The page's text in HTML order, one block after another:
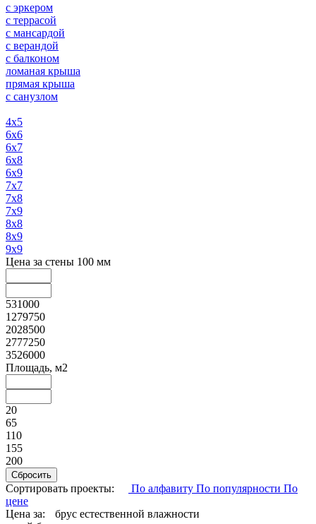
с эркером
с террасой
с мансардой
с верандой
с балконом
ломаная крыша
прямая крыша
с санузлом
4х5
6х6
6х7
6х8
6х9
7х7
7х8
7х9
8х8
8х9
9х9
Цена за стены 100 мм
531000
1279750
2028500
2777250
3526000
Площадь, м2
20
65
110
155
200
Сортировать проекты: По алфавиту По популярности По
цене
Цена за:
брус естественной влажности